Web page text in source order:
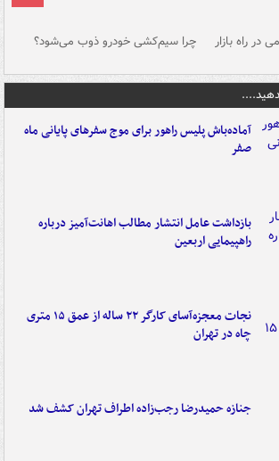
در راه بازار چرا سیم‌کشی خودرو ذوب می‌شود؟
آماده‌باش پلیس راهور برای موج سفرهای پایانی ماه
صفر
بازداشت عامل انتشار مطالب اهانت‌آمیز درباره
راهپیمایی اربعین
نجات معجزه‌آسای کارگر ۲۲ ساله از عمق ۱۵ متری
چاه در تهران
جنازه حمیدرضا رجب‌زاده اطراف تهران کشف شد